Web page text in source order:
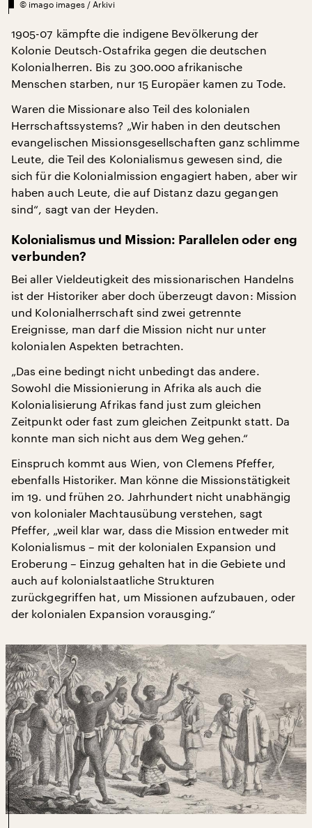
© imago images / Arkivi
1905-07 kämpfte die indigene Bevölkerung der
Kolonie Deutsch-Ostafrika gegen die deutschen
Kolonialherren. Bis zu 300.000 afrikanische
Menschen starben, nur 15 Europäer kamen zu Tode.
Waren die Missionare also Teil des kolonialen
Herrschaftssystems? „Wir haben in den deutschen
evangelischen Missionsgesellschaften ganz schlimme
Leute, die Teil des Kolonialismus gewesen sind, die
sich für die Kolonialmission engagiert haben, aber wir
haben auch Leute, die auf Distanz dazu gegangen
sind“, sagt van der Heyden.
Kolonialismus und Mission: Parallelen oder eng
verbunden?
Bei aller Vieldeutigkeit des missionarischen Handelns
ist der Historiker aber doch überzeugt davon: Mission
und Kolonialherrschaft sind zwei getrennte
Ereignisse, man darf die Mission nicht nur unter
kolonialen Aspekten betrachten.
„Das eine bedingt nicht unbedingt das andere.
Sowohl die Missionierung in Afrika als auch die
Kolonialisierung Afrikas fand just zum gleichen
Zeitpunkt oder fast zum gleichen Zeitpunkt statt. Da
konnte man sich nicht aus dem Weg gehen.“
Einspruch kommt aus Wien, von Clemens Pfeffer,
ebenfalls Historiker. Man könne die Missionstätigkeit
im 19. und frühen 20. Jahrhundert nicht unabhängig
von kolonialer Machtausübung verstehen, sagt
Pfeffer, „weil klar war, dass die Mission entweder mit
Kolonialismus – mit der kolonialen Expansion und
Eroberung – Einzug gehalten hat in die Gebiete und
auch auf kolonialstaatliche Strukturen
zurückgegriffen hat, um Missionen aufzubauen, oder
der kolonialen Expansion vorausging.“